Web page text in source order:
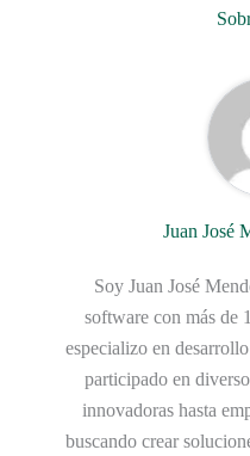
Juan José
Soy Juan José
software con más de
especializo en
participado en
innovadoras hasta
buscando crear